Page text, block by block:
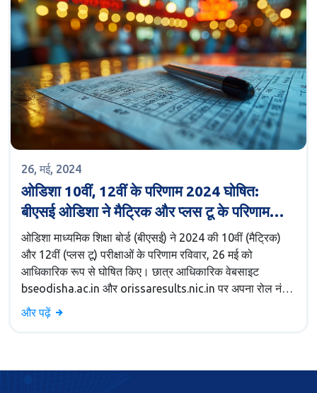
26, मई, 2024
ओडिशा 10वीं, 12वीं के परिणाम 2024 घोषित:
बीएसई ओडिशा ने मैट्रिक और प्लस टू के परिणाम
आधिकारिक वेबसाइट्स पर जारी किए
ओडिशा माध्यमिक शिक्षा बोर्ड (बीएसई) ने 2024 की 10वीं (मैट्रिक)
और 12वीं (प्लस टू) परीक्षाओं के परिणाम रविवार, 26 मई को
आधिकारिक रूप से घोषित किए। छात्र आधिकारिक वेबसाइट
bseodisha.ac.in और orissaresults.nic.in पर अपना रोल नंबर
और रजिस्ट्रेशन नंबर डालकर अपने परिणाम देख सकते हैं। इसके
अलावा, एसएमएस या डिजीलॉकर ऐप के माध्यम से भी परिणाम प्राप्त
और पढ़ें